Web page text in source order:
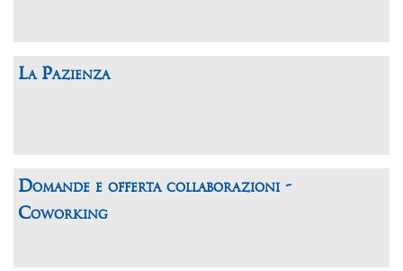
La Pazienza
Domande e offerta collaborazioni -
Coworking